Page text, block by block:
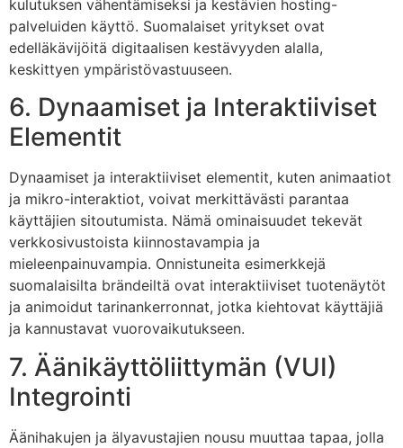
kulutuksen vähentämiseksi ja kestävien hosting-
palveluiden käyttö. Suomalaiset yritykset ovat
edelläkävijöitä digitaalisen kestävyyden alalla,
keskittyen ympäristövastuuseen.
6. Dynaamiset ja Interaktiiviset
Elementit
Dynaamiset ja interaktiiviset elementit, kuten animaatiot
ja mikro-interaktiot, voivat merkittävästi parantaa
käyttäjien sitoutumista. Nämä ominaisuudet tekevät
verkkosivustoista kiinnostavampia ja
mieleenpainuvampia. Onnistuneita esimerkkejä
suomalaisilta brändeiltä ovat interaktiiviset tuotenäytöt
ja animoidut tarinankerronnat, jotka kiehtovat käyttäjiä
ja kannustavat vuorovaikutukseen.
7. Äänikäyttöliittymän (VUI)
Integrointi
Äänihakujen ja älyavustajien nousu muuttaa tapaa, jolla